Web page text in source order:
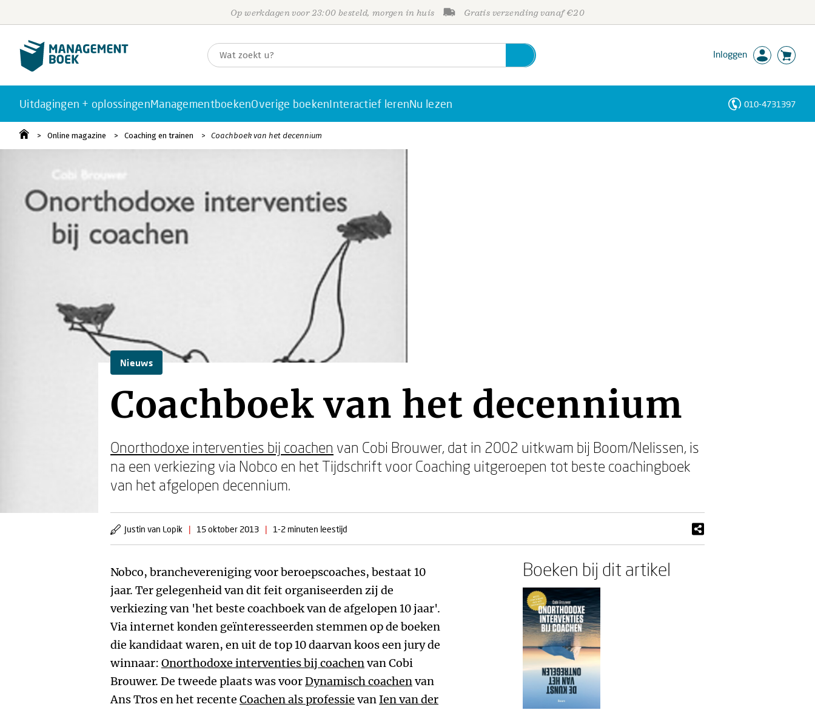
Op werkdagen voor 23:00 besteld, morgen in huis Gratis verzending vanaf €20
Inloggen
Uitdagingen + oplossingenManagementboekenOverige boekenInteractief lerenNu lezen 010-4731397
Online magazine Coaching en trainen Coachboek van het decennium
Nieuws
Coachboek van het decennium
Onorthodoxe interventies bij coachen van Cobi Brouwer, dat in 2002 uitkwam bij Boom/Nelissen, is
na een verkiezing via Nobco en het Tijdschrift voor Coaching uitgeroepen tot beste coachingboek
van het afgelopen decennium.
Justin van Lopik | 15 oktober 2013 | 1-2 minuten leestijd
Nobco, branchevereniging voor beroepscoaches, bestaat 10
jaar. Ter gelegenheid van dit feit organiseerden zij de
verkiezing van 'het beste coachboek van de afgelopen 10 jaar'.
Via internet konden geïnteresseerden stemmen op de boeken
die kandidaat waren, en uit de top 10 daarvan koos een jury de
winnaar: Onorthodoxe interventies bij coachenvan Cobi
Brouwer. De tweede plaats was voorDynamisch coachenvan
Ans Tros en het recente Coachen als professie van Ien van der
Boeken bij dit artikel
Personen